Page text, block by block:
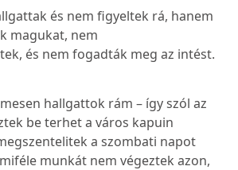
és nem figyeltek rá, hanem
magukat, nem
és nem fogadták meg az intést.
hallgattok rám – így szól az
be terhet a város kapuin
a szombati napot
munkát nem végeztek azon,